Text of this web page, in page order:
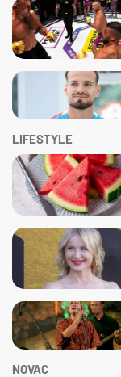
NOVAC
LIFESTYLE